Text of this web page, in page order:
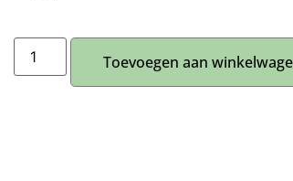
Toevoegen aan